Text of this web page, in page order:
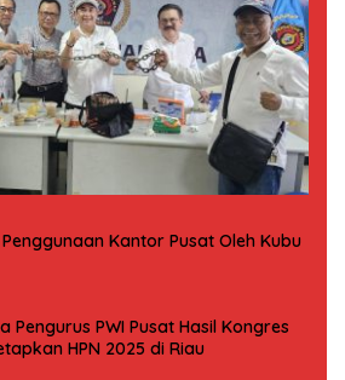
Kantor Pusat Oleh Kubu
Pengurus PWI Pusat Hasil Kongres
HPN 2025 di Riau